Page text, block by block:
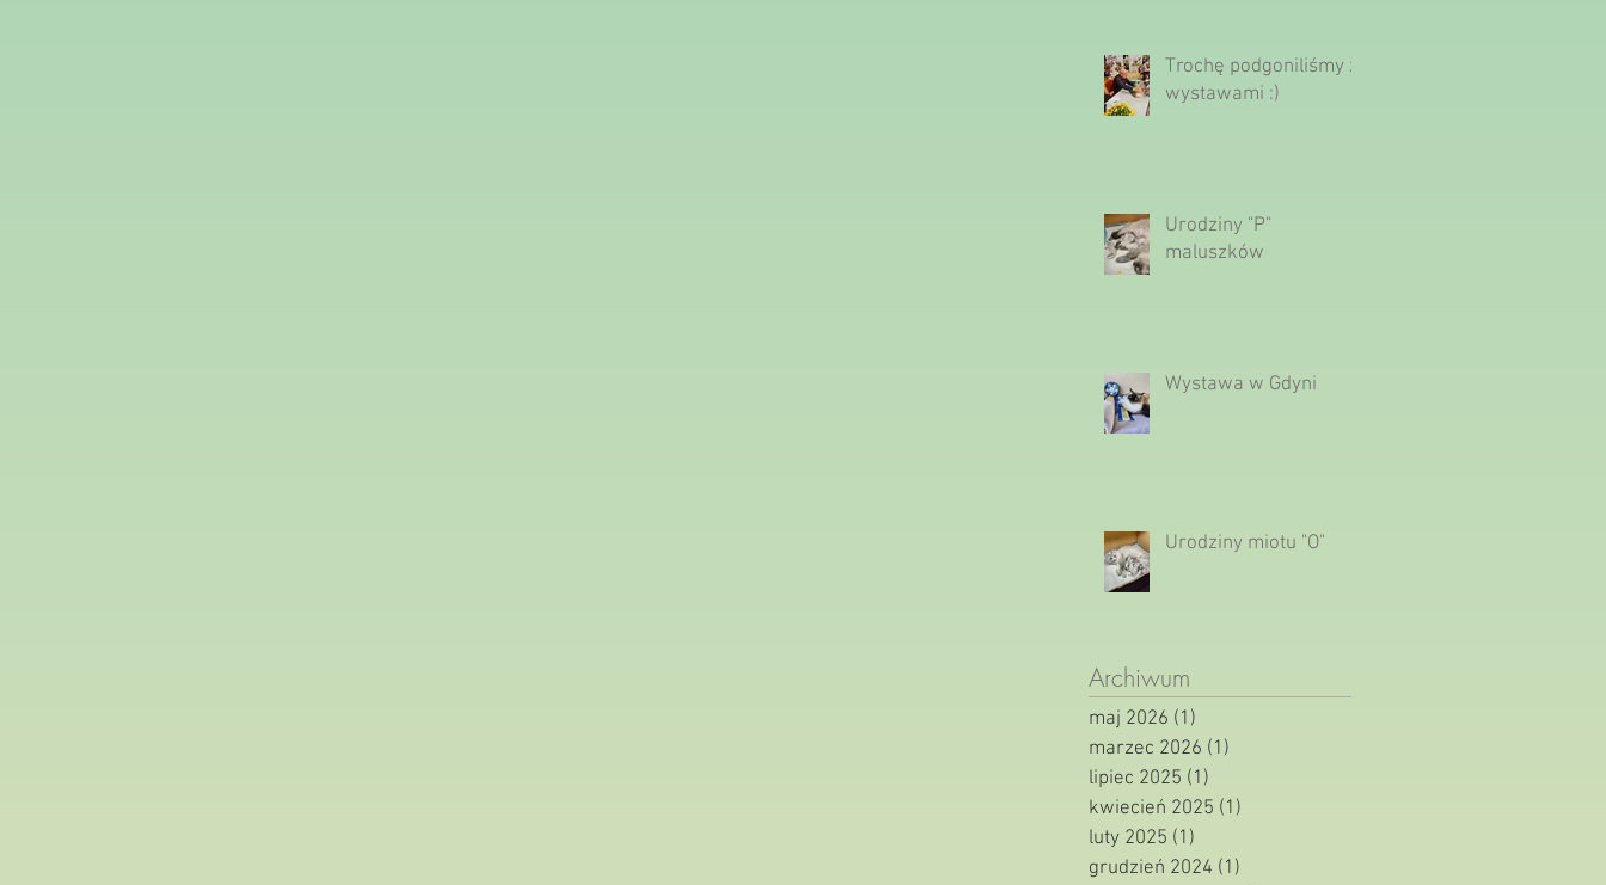
Trochę podgoniliśmy z
wystawami :)
Urodziny "P"
maluszków
Wystawa w Gdyni
Urodziny miotu "O"
Archiwum
maj 2026 (1)
marzec 2026 (1)
lipiec 2025 (1)
kwiecień 2025 (1)
luty 2025 (1)
grudzień 2024 (1)